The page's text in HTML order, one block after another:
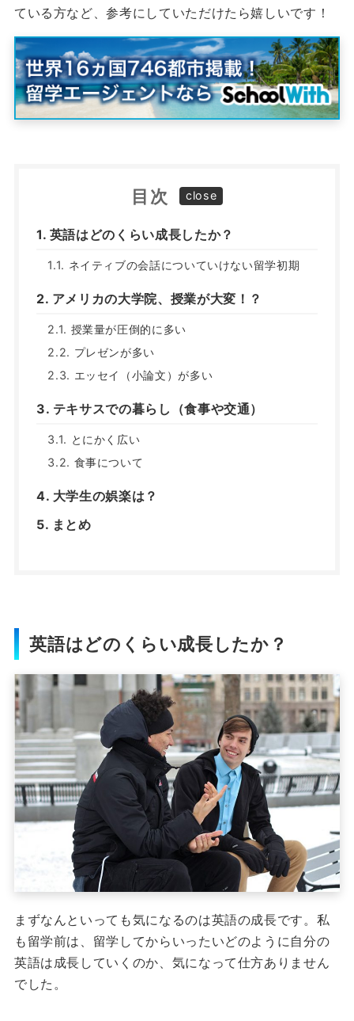
ている方など、参考にしていただけたら嬉しいです！
目次
英語はどのくらい成長したか？
ネイティブの会話についていけない留学初期
アメリカの大学院、授業が大変！？
授業量が圧倒的に多い
プレゼンが多い
エッセイ（小論文）が多い
テキサスでの暮らし（食事や交通）
とにかく広い
食事について
大学生の娯楽は？
まとめ
英語はどのくらい成長したか？
まずなんといっても気になるのは英語の成長です。 私
も留学前は、留学してからいったいどのように自分の
英語は成長していくのか、気になって仕方ありません
でした。